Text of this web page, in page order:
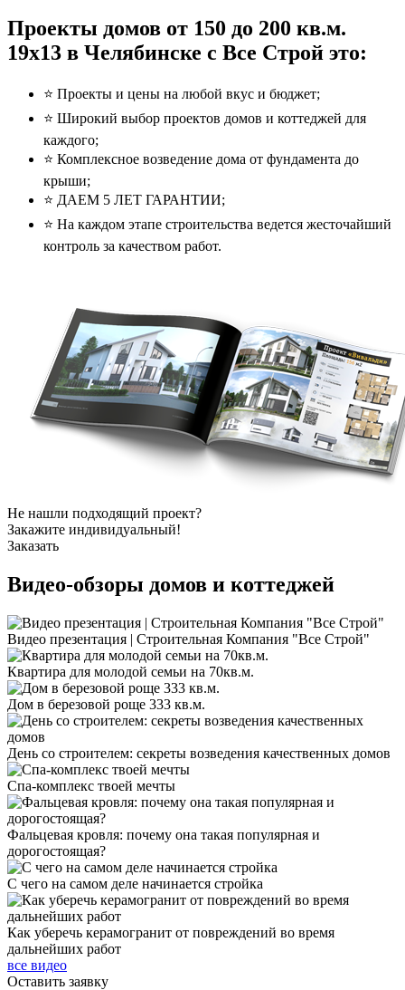
Проекты домов от 150 до 200 кв.м.
19x13 в Челябинске с Все Строй это:
⭐️ Проекты и цены на любой вкус и бюджет;
⭐️ Широкий выбор проектов домов и коттеджей для
каждого;
⭐️ Комплексное возведение дома от фундамента до
крыши;
⭐️ ДАЕМ 5 ЛЕТ ГАРАНТИИ;
⭐️ На каждом этапе строительства ведется жесточайший
контроль за качеством работ.
Не нашли подходящий проект?
Закажите индивидуальный!
Заказать
Видео-обзоры домов и коттеджей
Видео презентация | Строительная Компания "Все Строй"
Квартира для молодой семьи на 70кв.м.
Дом в березовой роще 333 кв.м.
День со строителем: секреты возведения качественных домов
Спа-комплекс твоей мечты
Фальцевая кровля: почему она такая популярная и
дорогостоящая?
С чего на самом деле начинается стройка
Как уберечь керамогранит от повреждений во время
дальнейших работ
все видео
Оставить заявку